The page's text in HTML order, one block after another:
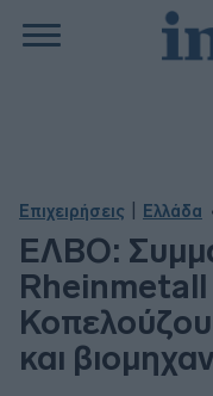
Επιχειρήσεις Ελλάδα
ΕΛΒΟ:
Rheinmetall
Κοπελούζου
και